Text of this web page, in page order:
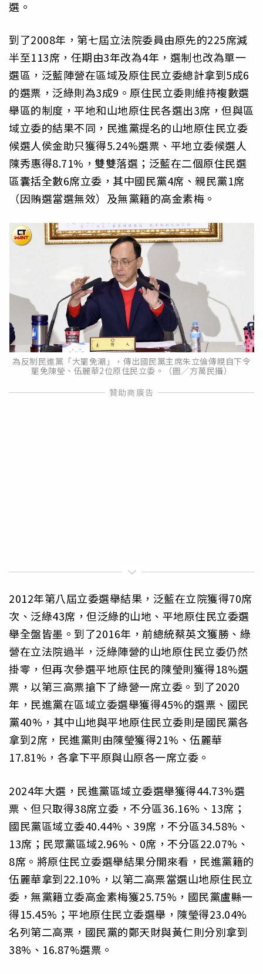
選。
到了2008年，第七屆立法院委員由原先的225席減
半至113席，任期由3年改為4年，選制也改為單一
選區，泛藍陣營在區域及原住民立委總計拿到5成6
的選票，泛綠則為3成9。原住民立委則維持複數選
舉區的制度，平地和山地原住民各選出3席，但與區
域立委的結果不同，民進黨提名的山地原住民立委
候選人侯金助只獲得5.24%選票、平地立委候選人
陳秀惠得8.71%，雙雙落選；泛藍在二個原住民選
區囊括全數6席立委，其中國民黨4席、親民黨1席
（因賄選當選無效）及無黨籍的高金素梅。
為反制民進黨「大罷免潮」，傳出國民黨主席朱立倫傳親自下令
罷免陳瑩、伍麗華2位原住民立委。（圖／方萬民攝）
2012年第八屆立委選舉結果，泛藍在立院獲得70席
次、泛綠43席，但泛綠的山地、平地原住民立委選
舉全盤皆墨。到了2016年，前總統蔡英文獲勝、綠
營在立法院過半，泛綠陣營的山地原住民立委仍然
掛零，但再次參選平地原住民的陳瑩則獲得18%選
票，以第三高票搶下了綠營一席立委。到了2020
年，民進黨在區域立委選舉獲得45%的選票、國民
黨40%，其中山地與平地原住民立委則是國民黨各
拿到2席，民進黨則由陳瑩獲得21%、伍麗華
17.81%，各拿下平原與山原各一席立委。
2024年大選，民進黨區域立委選舉獲得44.73%選
票、但只取得38席立委，不分區36.16%、13席；
國民黨區域立委40.44%、39席，不分區34.58%、
13席；民眾黨區域2.96%、0席，不分區22.07%、
8席。將原住民立委選舉結果分開來看，民進黨籍的
伍麗華拿到22.10%，以第二高票當選山地原住民立
委，無黨籍立委高金素梅獲25.75%，國民黨盧縣一
得15.45%；平地原住民立委選舉，陳瑩得23.04%
名列第二高票，國民黨的鄭天財與黃仁則分別拿到
38%、16.87%選票。